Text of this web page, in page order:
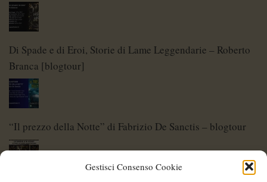
Gestisci Consenso Cookie
Di Spade e di Eroi, Storie di Lame Leggendarie – Roberto
Branca [blogtour]
“Il prezzo della Notte” di Fabrizio De Sanctis – blogtour